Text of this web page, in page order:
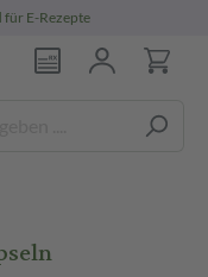
für E-Rezepte